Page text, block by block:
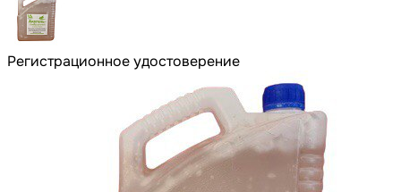
Регистрационное удостоверение